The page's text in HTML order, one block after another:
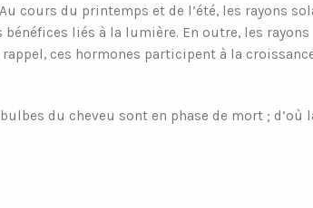
cours du printemps et de l’été, les rayons
liés à la lumière. En outre, les rayons
ces hormones participent à la
du cheveu sont en phase de mort ; d’où